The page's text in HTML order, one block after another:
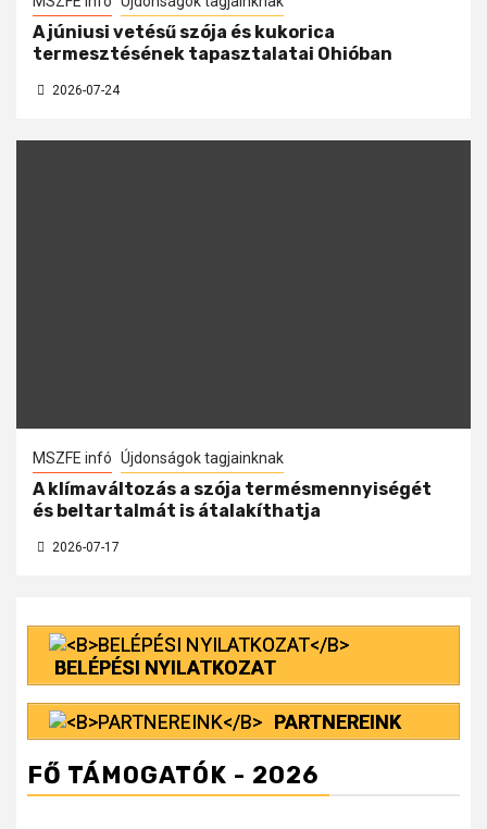
A júniusi vetésű szója és kukorica
termesztésének tapasztalatai Ohióban
2026-07-24
MSZFE infó Újdonságok tagjainknak
A klímaváltozás a szója termésmennyiségét
és beltartalmát is átalakíthatja
2026-07-17
BELÉPÉSI NYILATKOZAT
PARTNEREINK
FŐ TÁMOGATÓK - 2026